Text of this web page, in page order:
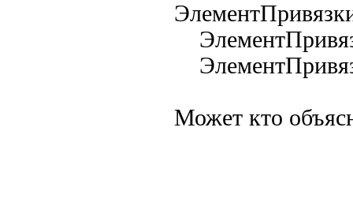
Может кто